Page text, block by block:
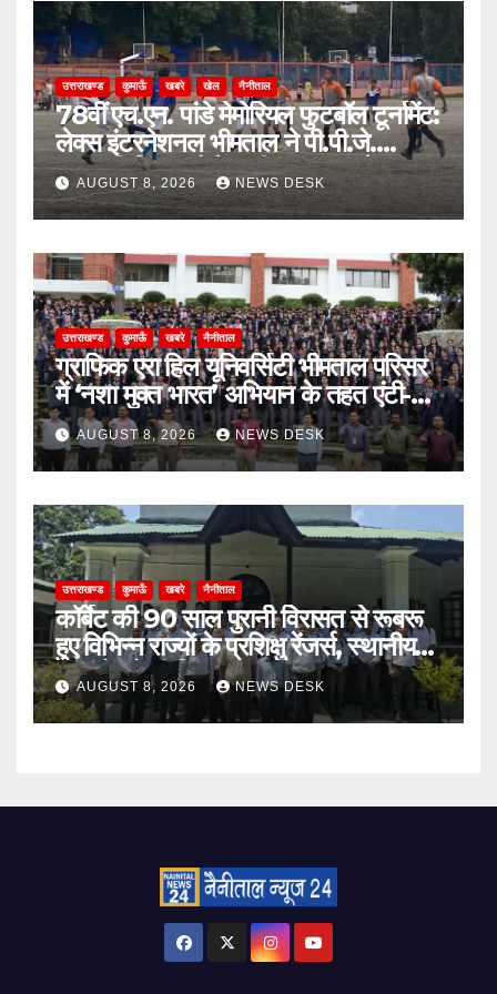
उत्तराखण्ड कुमाऊँ खबरे खेल नैनीताल
78वीं एच.एन. पांडे मेमोरियल फुटबॉल टूर्नामेंट:
लेक्स इंटरनेशनल भीमताल ने पी.पी.जे.
सरस्वती विहार को पेनल्टी शूटआउट में हराकर
सेमीफाइनल में बनाई जगह
AUGUST 8, 2026 NEWS DESK
उत्तराखण्ड कुमाऊँ खबरे नैनीताल
ग्राफिक एरा हिल यूनिवर्सिटी भीमताल परिसर
में ‘नशा मुक्त भारत’ अभियान के तहत एंटी-
ड्रग शपथ
AUGUST 8, 2026 NEWS DESK
उत्तराखण्ड कुमाऊँ खबरे नैनीताल
कॉर्बेट की 90 साल पुरानी विरासत से रूबरू
हुए विभिन्न राज्यों के प्रशिक्षु रेंजर्स, स्थानीय
उत्पादों को भी दिया बढ़ावा
AUGUST 8, 2026 NEWS DESK